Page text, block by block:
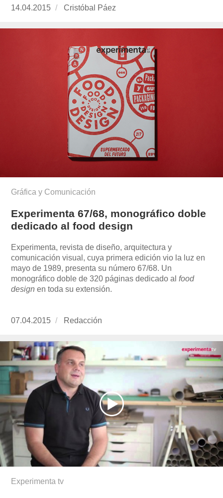
Publicado
14.04.2015
https://www.experimenta.es/author/cristobal-
Cristóbal Páez
Gráfica y Comunicación
Experimenta 67/68, monográfico doble
dedicado al food design
Experimenta, revista de diseño, arquitectura y
comunicación visual, cuya primera edición vio la luz en
mayo de 1989, presenta su número 67/68. Un
monográfico doble de 320 páginas dedicado alfood
design en toda su extensión.
Publicado
07.04.2015 https://www.experimenta.es/author/redaccion/
Redacción
Experimenta tv